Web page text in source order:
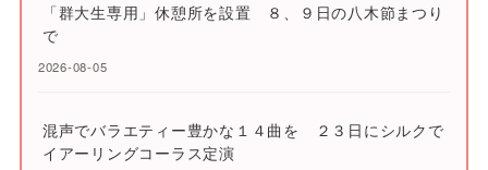
「群大生専用」休憩所を設置 ８、９日の八木節まつり
で
2026-08-05
混声でバラエティー豊かな１４曲を ２３日にシルクで
イアーリングコーラス定演